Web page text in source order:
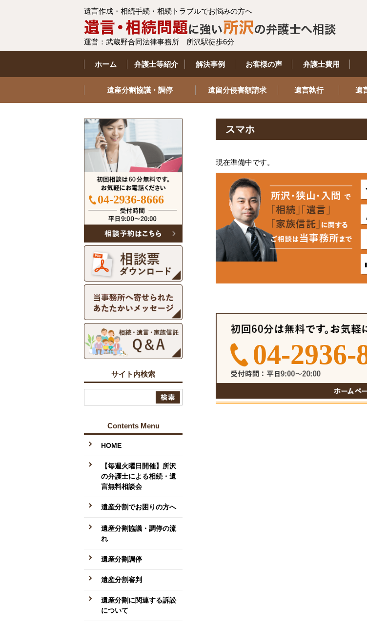
遺言作成・相続手続・相続トラブルでお悩みの方へ
運営：武蔵野合同法律事務所 所沢駅徒歩6分
ホーム 弁護士等紹介 解決事例 お客様の声 弁護士費用
遺産分割協議・調停 遺留分侵害額請求 遺言執行 遺
スマホ
現在準備中です。
04-2936-
04-2936-8666
サイト内検索
Contents Menu
HOME
【毎週火曜日開催】所沢
の弁護士による相続・遺
言無料相談会
遺産分割でお困りの方へ
遺産分割協議・調停の流
れ
遺産分割調停
遺産分割審判
遺産分割に関連する訴訟
について